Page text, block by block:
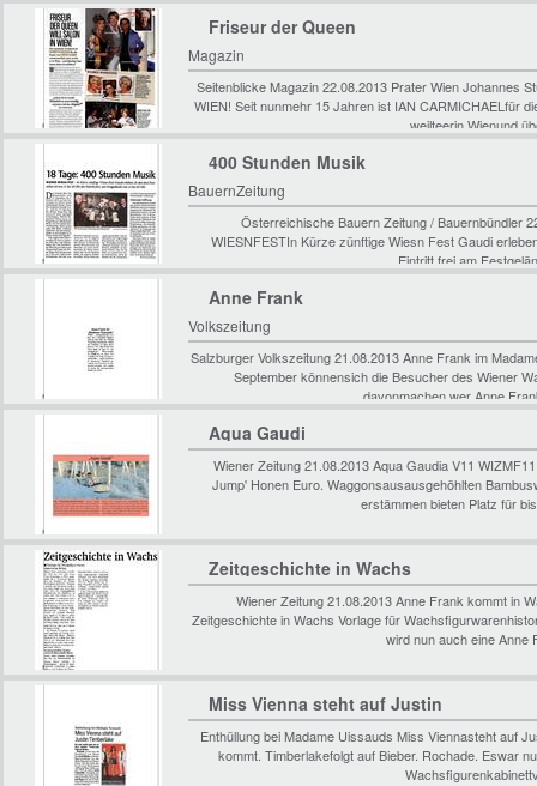
Friseur der Queen
Magazin
Seitenblicke Magazin 22.08.2013 Prater Wien Johannes
WIEN! Seit nunmehr 15 Jahren ist IAN CARMICHAELfür
weilteerin Wienund
400 Stunden Musik
BauernZeitung
Österreichische Bauern Zeitung / Bauernbündler
WIESNFESTIn Kürze zünftige Wiesn Fest Gaudi
Eintritt frei,am
Anne Frank
Volkszeitung
Salzburger Volkszeitung 21.08.2013 Anne Frank im
September könnensich die Besucher des Wiener
davonmachen,wer Anne
Aqua Gaudi
Wiener Zeitung 21.08.2013 Aqua Gaudia V11
Jump' Honen Euro. Waggonsausausgehöhlten
erstämmen bieten Platz für
Zeitgeschichte in Wachs
Wiener Zeitung 21.08.2013 Anne Frank kommt in
Zeitgeschichte in Wachs Vorlage für
wird nun auch eine
Miss Vienna steht auf Justin
Enthüllung bei Madame Uissauds Miss Viennasteht auf
kommt. Timberlakefolgt auf Bieber. Rochade. Eswar